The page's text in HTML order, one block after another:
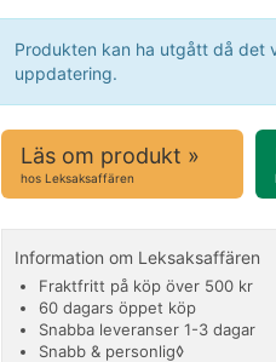
Produkten kan ha utgått då det
uppdatering.
Läs om produkt »
hos Leksaksaffären
Information om Leksaksaffären
Fraktfritt på köp över 500 kr
60 dagars öppet köp
Snabba leveranser 1-3 dagar
Snabb & personlig◊